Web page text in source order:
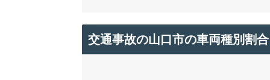
交通事故の山口市の車両種別割合